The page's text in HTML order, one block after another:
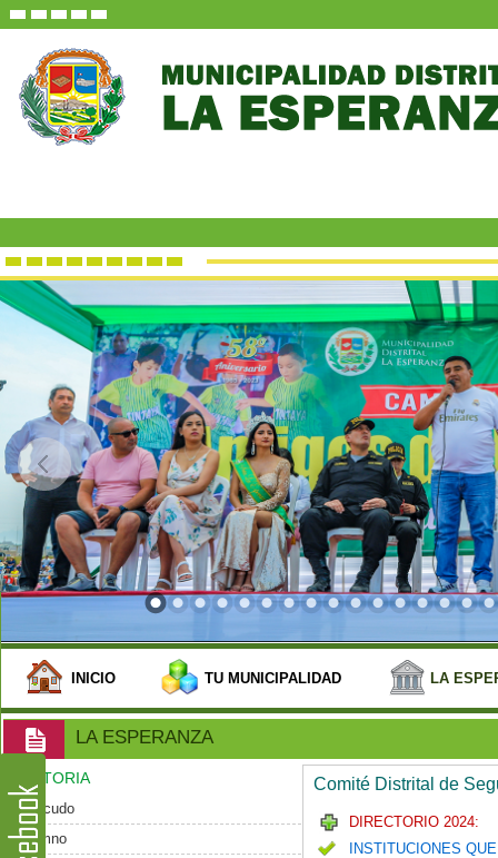
INICIO TU MUNICIPALIDAD LA
LA ESPERANZA
HISTORIA
Escudo
Himno
Comité Distrital de
DIRECTORIO 2024:
INSTITUCIONES